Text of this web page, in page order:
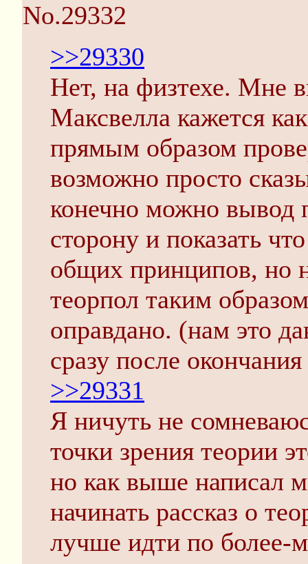
No.29332
>>29330
Нет, на физтехе. Мне
Максвелла кажется
прямым образом
возможно просто
конечно можно вывод
сторону и показать
общих принципов, но
теорпол таким
оправдано. (нам это
сразу после
>>29331
Я ничуть не
точки зрения теории
но как выше написал
начинать рассказ о
лучше идти по более-